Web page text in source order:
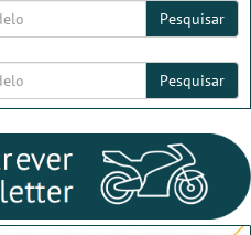
Pesquisar
Pesquisar